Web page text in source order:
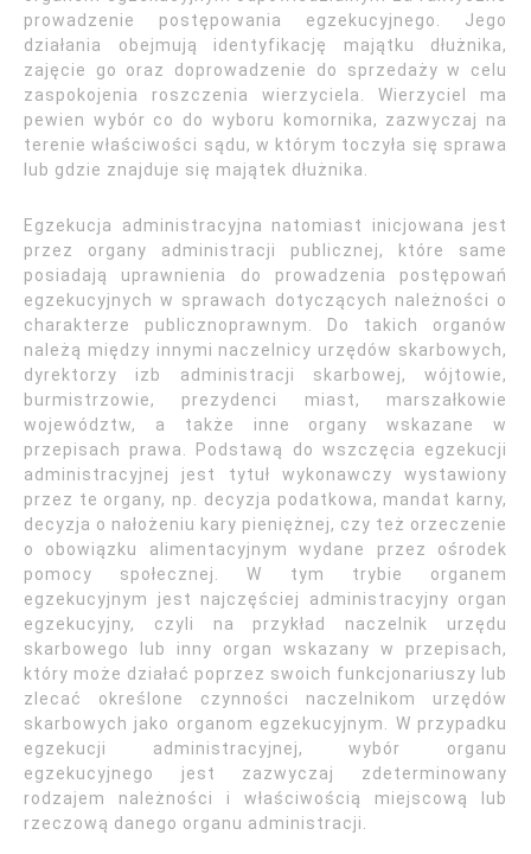
prowadzenie postępowania egzekucyjnego. Jego
działania obejmują identyfikację majątku dłużnika,
zajęcie go oraz doprowadzenie do sprzedaży w celu
zaspokojenia roszczenia wierzyciela. Wierzyciel ma
pewien wybór co do wyboru komornika, zazwyczaj na
terenie właściwości sądu, w którym toczyła się sprawa
lub gdzie znajduje się majątek dłużnika.
Egzekucja administracyjna natomiast inicjowana jest
przez organy administracji publicznej, które same
posiadają uprawnienia do prowadzenia postępowań
egzekucyjnych w sprawach dotyczących należności o
charakterze publicznoprawnym. Do takich organów
należą między innymi naczelnicy urzędów skarbowych,
dyrektorzy izb administracji skarbowej, wójtowie,
burmistrzowie, prezydenci miast, marszałkowie
województw, a także inne organy wskazane w
przepisach prawa. Podstawą do wszczęcia egzekucji
administracyjnej jest tytuł wykonawczy wystawiony
przez te organy, np. decyzja podatkowa, mandat karny,
decyzja o nałożeniu kary pieniężnej, czy też orzeczenie
o obowiązku alimentacyjnym wydane przez ośrodek
pomocy społecznej. W tym trybie organem
egzekucyjnym jest najczęściej administracyjny organ
egzekucyjny, czyli na przykład naczelnik urzędu
skarbowego lub inny organ wskazany w przepisach,
który może działać poprzez swoich funkcjonariuszy lub
zlecać określone czynności naczelnikom urzędów
skarbowych jako organom egzekucyjnym. W przypadku
egzekucji administracyjnej, wybór organu
egzekucyjnego jest zazwyczaj zdeterminowany
rodzajem należności i właściwością miejscową lub
rzeczową danego organu administracji.